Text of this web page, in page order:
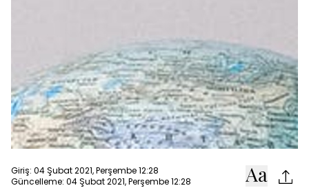
Giriş: 04 Şubat 2021, Perşembe 12:28
Güncelleme: 04 Şubat 2021, Perşembe 12:28